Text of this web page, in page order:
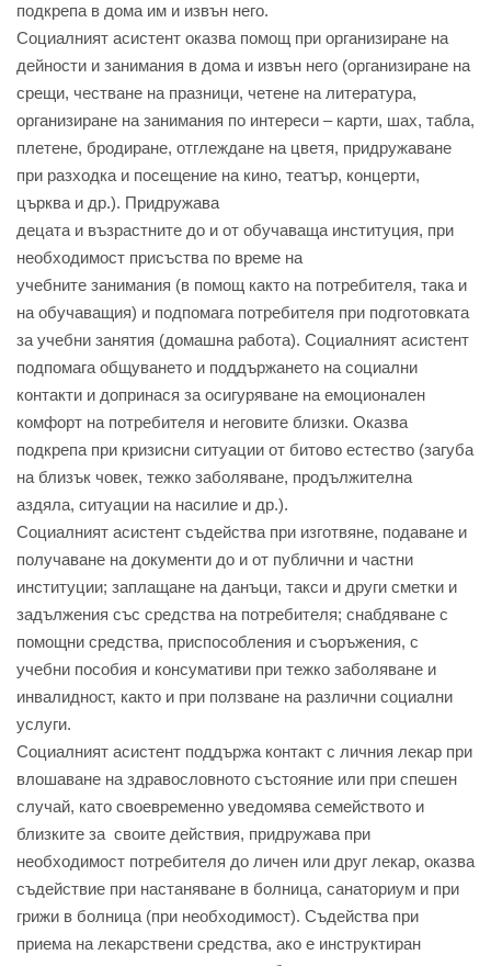
подкрепа в дома им и извън него.
Социалният асистент оказва помощ при организиране на
дейности и занимания в дома и извън него (организиране на
срещи, честване на празници, четене на литература,
организиране на занимания по интереси – карти, шах, табла,
плетене, бродиране, отглеждане на цветя, придружаване
при разходка и посещение на кино, театър, концерти,
църква и др.). Придружава
децата и възрастните до и от обучаваща институция, при
необходимост присъства по време на
учебните занимания (в помощ както на потребителя, така и
на обучаващия) и подпомага потребителя при подготовката
за учебни занятия (домашна работа). Социалният асистент
подпомага общуването и поддържането на социални
контакти и допринася за осигуряване на емоционален
комфорт на потребителя и неговите близки. Оказва
подкрепа при кризисни ситуации от битово естество (загуба
на близък човек, тежко заболяване, продължителна
аздяла, ситуации на насилие и др.).
Социалният асистент съдейства при изготвяне, подаване и
получаване на документи до и от публични и частни
институции; заплащане на данъци, такси и други сметки и
задължения със средства на потребителя; снабдяване с
помощни средства, приспособления и съоръжения, с
учебни пособия и консумативи при тежко заболяване и
инвалидност, както и при ползване на различни социални
услуги.
Социалният асистент поддържа контакт с личния лекар при
влошаване на здравословното състояние или при спешен
случай, като своевременно уведомява семейството и
близките за своите действия, придружава при
необходимост потребителя до личен или друг лекар, оказва
съдействие при настаняване в болница, санаториум и при
грижи в болница (при необходимост). Съдейства при
приема на лекарствени средства, ако е инструктиран